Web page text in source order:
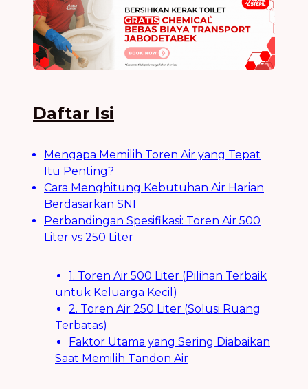
Daftar Isi
Mengapa Memilih Toren Air yang Tepat
Itu Penting?
Cara Menghitung Kebutuhan Air Harian
Berdasarkan SNI
Perbandingan Spesifikasi: Toren Air 500
Liter vs 250 Liter
1. Toren Air 500 Liter (Pilihan Terbaik
untuk Keluarga Kecil)
2. Toren Air 250 Liter (Solusi Ruang
Terbatas)
Faktor Utama yang Sering Diabaikan
Saat Memilih Tandon Air